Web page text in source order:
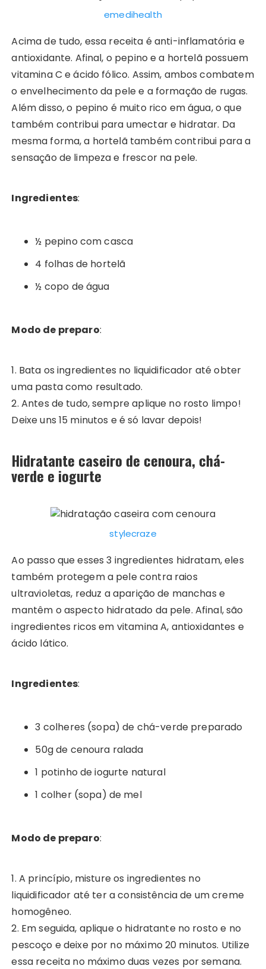
emedihealth
Acima de tudo, essa receita é anti-inflamatória e
antioxidante. Afinal, o pepino e a hortelã possuem
vitamina C e ácido fólico. Assim, ambos combatem
o envelhecimento da pele e a formação de rugas.
Além disso, o pepino é muito rico em água, o que
também contribui para umectar e hidratar. Da
mesma forma, a hortelã também contribui para a
sensação de limpeza e frescor na pele.
Ingredientes:
½ pepino com casca
4 folhas de hortelã
½ copo de água
Modo de preparo:
1. Bata os ingredientes no liquidificador até obter
uma pasta como resultado.
2. Antes de tudo, sempre aplique no rosto limpo!
Deixe uns 15 minutos e é só lavar depois!
Hidratante caseiro de cenoura, chá-
verde e iogurte
stylecraze
Ao passo que esses 3 ingredientes hidratam, eles
também protegem a pele contra raios
ultravioletas, reduz a aparição de manchas e
mantêm o aspecto hidratado da pele. Afinal, são
ingredientes ricos em vitamina A, antioxidantes e
ácido lático.
Ingredientes:
3 colheres (sopa) de chá-verde preparado
50g de cenoura ralada
1 potinho de iogurte natural
1 colher (sopa) de mel
Modo de preparo:
1. A princípio, misture os ingredientes no
liquidificador até ter a consistência de um creme
homogêneo.
2. Em seguida, aplique o hidratante no rosto e no
pescoço e deixe por no máximo 20 minutos. Utilize
essa receita no máximo duas vezes por semana.